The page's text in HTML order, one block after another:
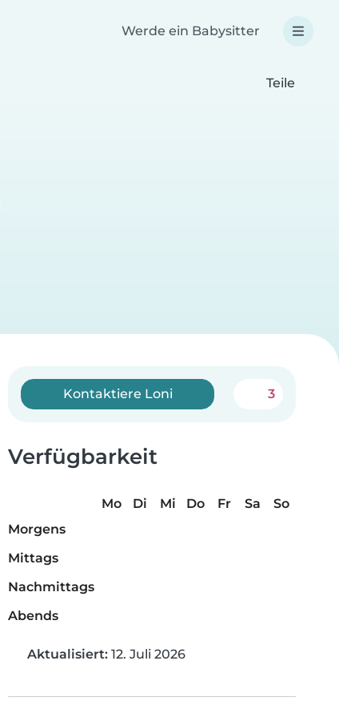
Werde ein Babysitter
Teile
Kontaktiere Loni 3
Verfügbarkeit
Mo Di Mi Do Fr Sa
So
Morgens
Mittags
Nachmittags
Abends
Aktualisiert: 12. Juli 2026